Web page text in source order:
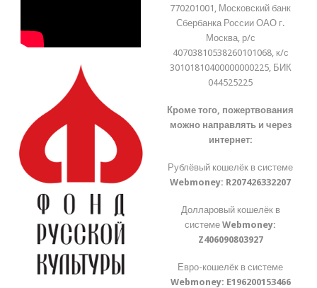
770201001, Московский банк
Сбербанка России ОАО г.
Москва, р/с
40703810538260101068, к/с
30101810400000000225, БИК
044525225
Кроме того, пожертвования
можно направлять и через
интернет:
Рублёвый кошелёк в системе
Webmoney: R207426332207
Долларовый кошелёк в
системеWebmoney:
Z406090803927
Евро-кошелёк в системе
Webmoney: E196200153466